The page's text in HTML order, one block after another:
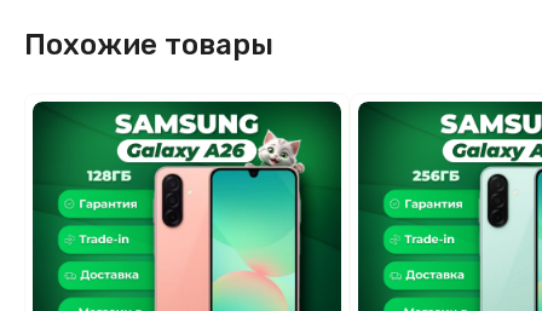
Похожие товары